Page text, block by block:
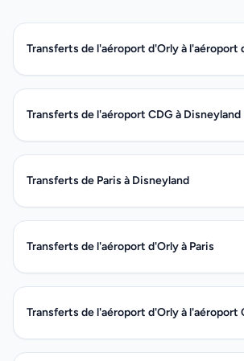
Transferts de l'aéroport d'Orly à l'aéroport
Transferts de l'aéroport CDG à Disneyland
Transferts de Paris à Disneyland
Transferts de l'aéroport d'Orly à Paris
Transferts de l'aéroport d'Orly à l'aéroport